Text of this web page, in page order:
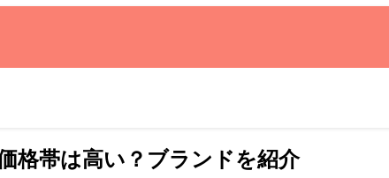
格帯は高い？ブランドを紹介